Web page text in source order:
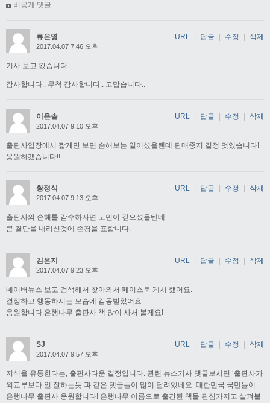
비공개 댓글
류은영
2017.04.07 7:46 오후
기사 보고 왔습니다
감사합니다.. 무척 감사합니디.. 고맙습니다..
URL 답글 수정 삭제
이은솔
2017.04.07 9:10 오후
출판사입장에서 짧게만 보면 손해보는 일이셨을텐데 판매중지 결정 멋있습니다!
응원하겠습니다!!
URL | 답글 | 수정 | 삭제
황정식
2017.04.07 9:13 오후
출판사의 손해를 감수하자면 고민이 깊으셨을텐데
큰 결단을 내리신것에 존경을 표합니다.
URL 답글 수정 삭제
김은지
2017.04.07 9:23 오후
네이버뉴스 보고 검색해서 찾아와서 페이스북 게시 했어요.
결정하고 행동하시는 모습에 감동받았어요.
응원합니다.은행나무 출판사 책 많이 사서 볼게요!
URL 답글 수정 삭제
SJ
2017.04.07 9:57 오후
지식을 유통한다는, 출판사다운 결정입니다. 관련 뉴스기사 댓글보시면 ‘출판사가
외교부보다 일 잘하는듯’과 같은 댓글들이 많이 달려있네요. 대한민국 국민들이
은행나무 출판사 응원합니다! 은행나무 이름으로 출간된 책들 관심가지고 살펴볼
URL 답글 수정 삭제